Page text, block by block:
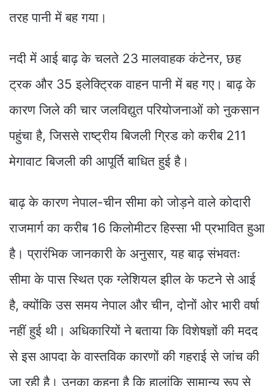
तरह पानी में बह गया।
नदी में आई बाढ़ के चलते 23 मालवाहक कंटेनर, छह
ट्रक और 35 इलेक्ट्रिक वाहन पानी में बह गए। बाढ़ के
कारण जिले की चार जलविद्युत परियोजनाओं को नुकसान
पहुंचा है, जिससे राष्ट्रीय बिजली ग्रिड को करीब 211
मेगावाट बिजली की आपूर्ति बाधित हुई है।
बाढ़ के कारण नेपाल-चीन सीमा को जोड़ने वाले कोदारी
राजमार्ग का करीब 16 किलोमीटर हिस्सा भी प्रभावित हुआ
है। प्रारंभिक जानकारी के अनुसार, यह बाढ़ संभवतः
सीमा के पास स्थित एक ग्लेशियल झील के फटने से आई
है, क्योंकि उस समय नेपाल और चीन, दोनों ओर भारी वर्षा
नहीं हुई थी। अधिकारियों ने बताया कि विशेषज्ञों की मदद
से इस आपदा के वास्तविक कारणों की गहराई से जांच की
जा रही है। उनका कहना है कि हालांकि सामान्य रूप से